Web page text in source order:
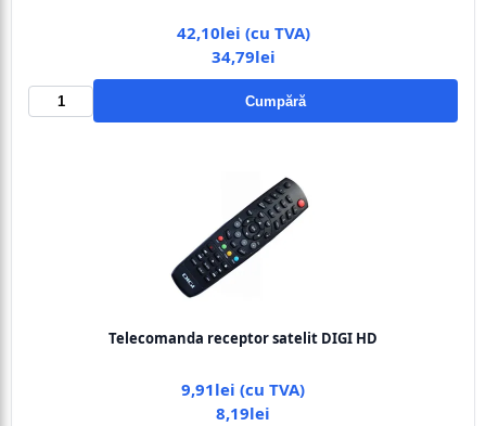
42,10lei (cu TVA)
34,79lei
Cumpără
Telecomanda receptor satelit DIGI HD
9,91lei (cu TVA)
8,19lei